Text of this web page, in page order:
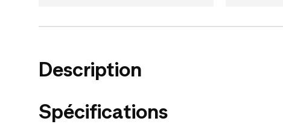
Description
Spécifications